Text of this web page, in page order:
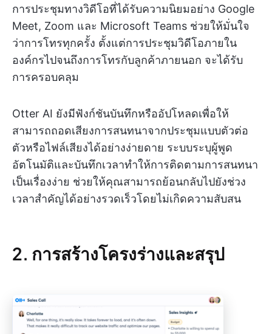
การประชุมทางวิดีโอที่ได้รับความนิยมอย่าง Google
Meet, Zoom และ Microsoft Teams ช่วยให้มั่นใจ
ว่าการโทรทุกครั้ง ตั้งแต่การประชุมวิดีโอภายใน
องค์กรไปจนถึงการโทรกับลูกค้าภายนอก จะได้รับ
การครอบคลุม
Otter AI ยังมีฟังก์ชันบันทึกหรืออัปโหลดเพื่อให้
สามารถถอดเสียงการสนทนาจากประชุมแบบตัวต่อ
ตัวหรือไฟล์เสียงได้อย่างง่ายดาย ระบบระบุผู้พูด
อัตโนมัติและบันทึกเวลาทำให้การติดตามการสนทนา
เป็นเรื่องง่าย ช่วยให้คุณสามารถย้อนกลับไปยังช่วง
เวลาสำคัญได้อย่างรวดเร็วโดยไม่เกิดความสับสน
2. การสร้างโครงร่างและสรุป